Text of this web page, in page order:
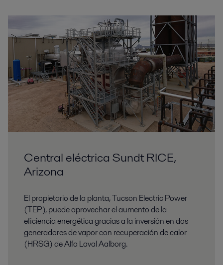
Central eléctrica Sundt RICE,
Arizona
El propietario de la planta, Tucson Electric Power
(TEP), puede aprovechar el aumento de la
eficiencia energética gracias a la inversión en dos
generadores de vapor con recuperación de calor
(HRSG) de Alfa Laval Aalborg.